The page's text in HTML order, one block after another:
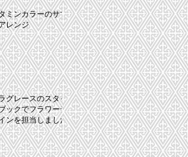
ミンカラーのサマ
レンジ
グレースのスタイ
ックでフラワーデ
ンを担当しました